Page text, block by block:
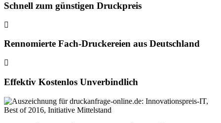
Schnell zum günstigen Druckpreis
Rennomierte Fach-Druckereien aus Deutschland
Effektiv Kostenlos Unverbindlich